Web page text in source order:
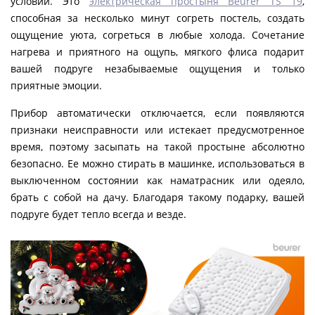
способная за несколько минут согреть постель, создать
ощущение уюта, согреться в любые холода. Сочетание
нагрева и приятного на ощупь, мягкого флиса подарит
вашей подруге незабываемые ощущения и только
приятные эмоции.
Прибор автоматически отключается, если появляются
признаки неисправности или истекает предусмотренное
время, поэтому засыпать на такой простыне абсолютно
безопасно. Ее можно стирать в машинке, использоваться в
выключенном состоянии как наматрасник или одеяло,
брать с собой на дачу. Благодаря такому подарку, вашей
подруге будет тепло всегда и везде.